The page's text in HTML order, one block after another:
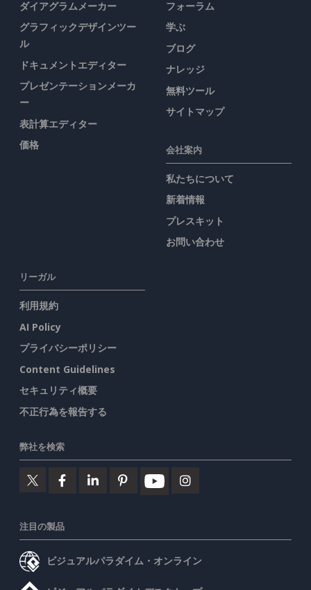
ダイアグラムメーカー
グラフィックデザインツー
ル
ドキュメントエディター
プレゼンテーションメーカ
ー
表計算エディター
価格
フォーラム
学ぶ
ブログ
ナレッジ
無料ツール
サイトマップ
会社案内
私たちについて
新着情報
プレスキット
お問い合わせ
リーガル
利用規約
AI Policy
プライバシーポリシー
Content Guidelines
セキュリティ概要
不正行為を報告する
弊社を検索
注目の製品
ビジュアルパラダイム・オンライン